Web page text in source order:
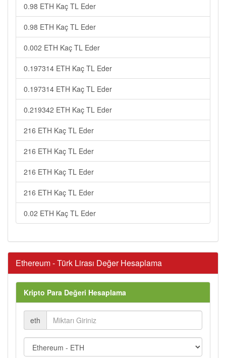
0.98 ETH Kaç TL Eder
0.98 ETH Kaç TL Eder
0.002 ETH Kaç TL Eder
0.197314 ETH Kaç TL Eder
0.197314 ETH Kaç TL Eder
0.219342 ETH Kaç TL Eder
216 ETH Kaç TL Eder
216 ETH Kaç TL Eder
216 ETH Kaç TL Eder
216 ETH Kaç TL Eder
0.02 ETH Kaç TL Eder
Ethereum - Türk Lirası Değer Hesaplama
Kripto Para Değeri Hesaplama
eth